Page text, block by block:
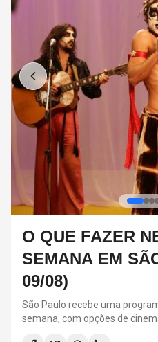
FESTA ALPHA
RELEMBRE 3
DOS ANOS 2000
A Festa Alpha By Night
Suhai Music Hall, em São Paulo